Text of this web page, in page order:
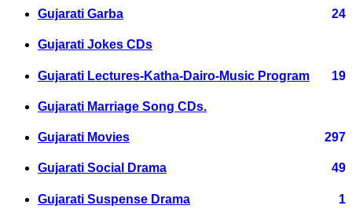
Gujarati Garba 24
Gujarati Jokes CDs
Gujarati Lectures-Katha-Dairo-Music Program 19
Gujarati Marriage Song CDs.
Gujarati Movies 297
Gujarati Social Drama 49
Gujarati Suspense Drama 1